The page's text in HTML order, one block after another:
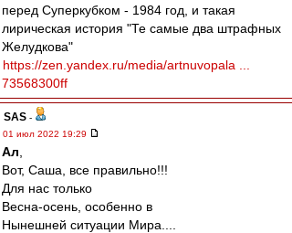
перед Суперкубком - 1984 год, и такая
лирическая история "Те самые два штрафных
Желудкова"
https://zen.yandex.ru/media/artnuvopala ...
73568300ff
SAS -
01 июл 2022 19:29
Ал
Вот, Саша, все правильно!!!
Для нас только
Весна-осень, особенно в
Нынешней ситуации Мира....